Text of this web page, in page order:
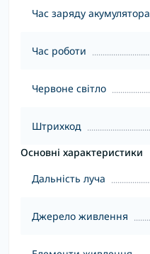
Час заряду акумулятора
Час роботи
Червоне світло
Штрихкод
Основні характеристики
Дальність луча
Джерело живлення